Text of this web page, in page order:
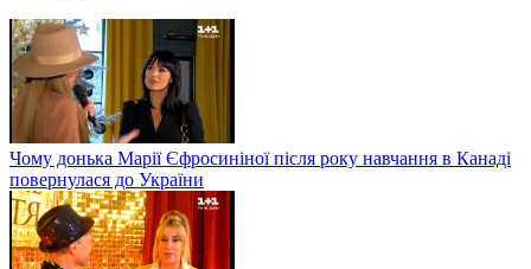
Чому донька Марії Єфросиніної після року навчання в Канаді
повернулася до України